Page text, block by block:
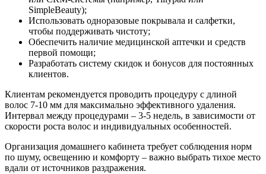
SimpleBeauty);
Использовать одноразовые покрывала и салфетки,
чтобы поддерживать чистоту;
Обеспечить наличие медицинской аптечки и средств
первой помощи;
Разработать систему скидок и бонусов для постоянных
клиентов.
Клиентам рекомендуется проводить процедуру с длиной
волос 7-10 мм для максимально эффективного удаления.
Интервал между процедурами – 3-5 недель, в зависимости от
скорости роста волос и индивидуальных особенностей.
Организация домашнего кабинета требует соблюдения норм
по шуму, освещению и комфорту – важно выбрать тихое место
вдали от источников раздражения.